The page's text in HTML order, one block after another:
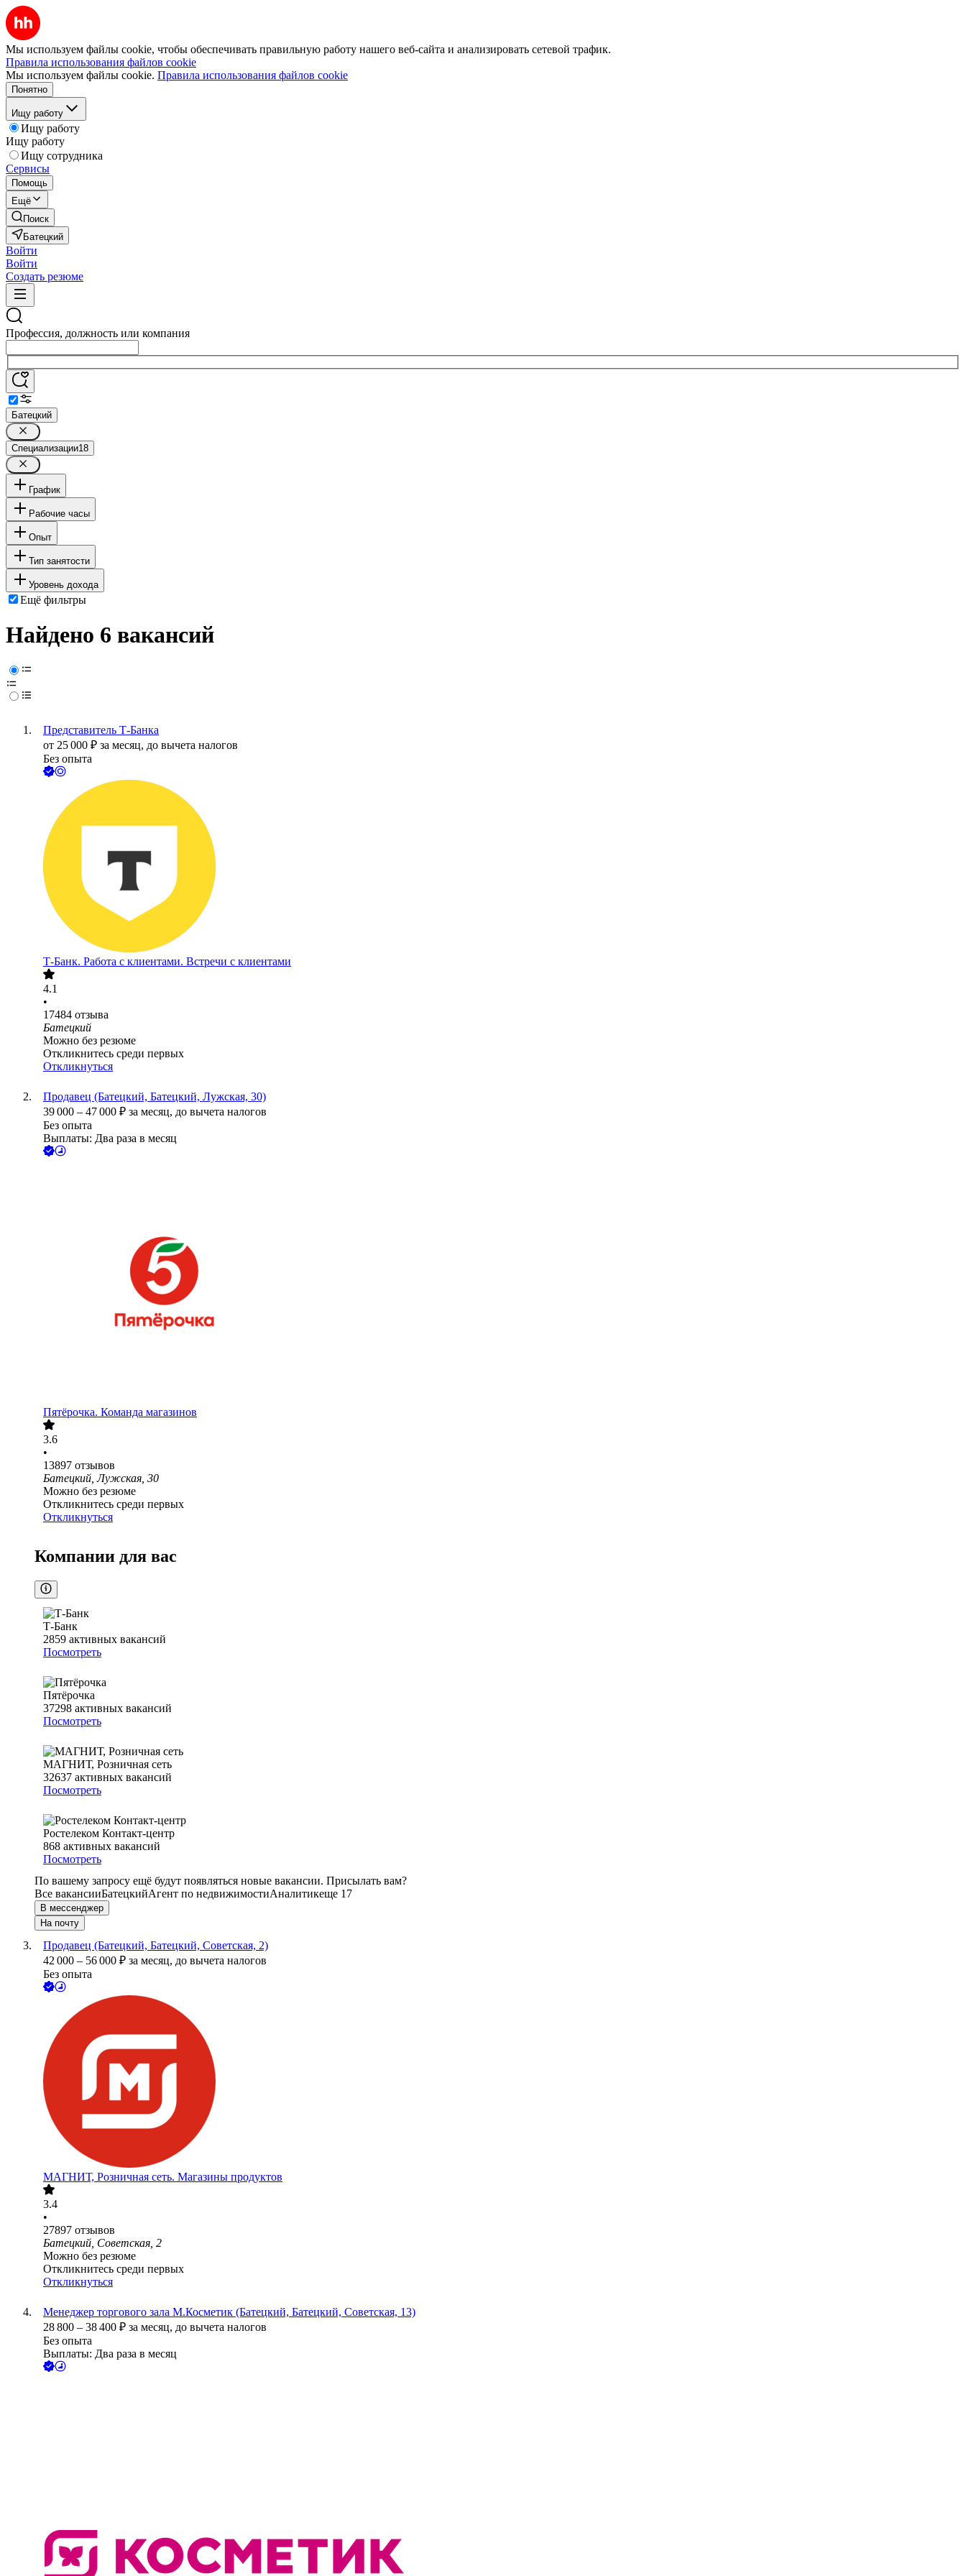
Мы используем файлы cookie, чтобы обеспечивать правильную работу нашего веб-сайта и анализировать сетевой трафик.
Правила использования файлов cookie
Мы используем файлы cookie. Правила использования файлов cookie
Понятно
Ищу работу
Ищу работу
Ищу работу
Ищу сотрудника
Сервисы
Помощь
Ещё
Поиск
Батецкий
Войти
Войти
Создать резюме
Профессия, должность или компания
Батецкий
Специализации18
График
Рабочие часы
Опыт
Тип занятости
Уровень дохода
Ещё фильтры
Найдено 6 вакансий
Представитель Т-Банка
от 25 000 ₽ за месяц, до вычета налогов
Без опыта
Т-Банк. Работа с клиентами. Встречи с клиентами
4.1
•
17484 отзыва
Батецкий
Можно без резюме
Откликнитесь среди первых
Откликнуться
Продавец (Батецкий, Батецкий, Лужская, 30)
39 000 – 47 000 ₽ за месяц, до вычета налогов
Без опыта
Выплаты: Два раза в месяц
Пятёрочка. Команда магазинов
3.6
•
13897 отзывов
Батецкий, Лужская, 30
Можно без резюме
Откликнитесь среди первых
Откликнуться
Компании для вас
Т-Банк
2859 активных вакансий
Посмотреть
Пятёрочка
37298 активных вакансий
Посмотреть
МАГНИТ, Розничная сеть
32637 активных вакансий
Посмотреть
Ростелеком Контакт-центр
868 активных вакансий
Посмотреть
По вашему запросу ещё будут появляться новые вакансии. Присылать вам?
Все вакансииБатецкийАгент по недвижимостиАналитикеще 17
В мессенджер
На почту
Продавец (Батецкий, Батецкий, Советская, 2)
42 000 – 56 000 ₽ за месяц, до вычета налогов
Без опыта
МАГНИТ, Розничная сеть. Магазины продуктов
3.4
•
27897 отзывов
Батецкий, Советская, 2
Можно без резюме
Откликнитесь среди первых
Откликнуться
Менеджер торгового зала М.Косметик (Батецкий, Батецкий, Советская, 13)
28 800 – 38 400 ₽ за месяц, до вычета налогов
Без опыта
Выплаты: Два раза в месяц